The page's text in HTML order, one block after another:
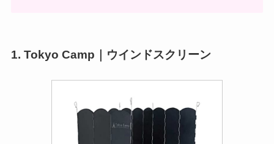
1. Tokyo Camp｜ウインドスクリーン